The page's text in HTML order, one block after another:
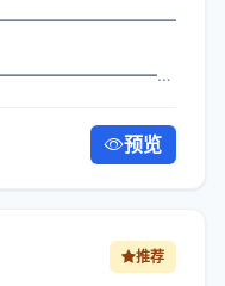
关...
预览
推荐